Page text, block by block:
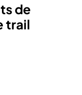
de
trail